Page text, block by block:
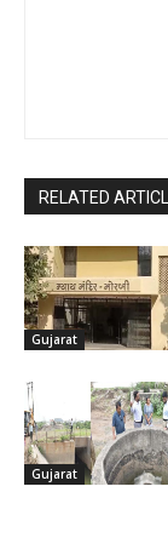
RELATED
Gujarat
Gujarat